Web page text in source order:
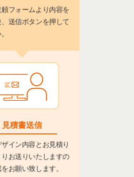
フォームより内容を
、送信ボタンを押して
見積書送信
イン内容とお見積り
りお送りいたしますの
お願い致します。